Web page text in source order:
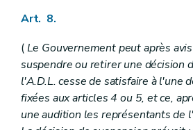
Art. 8.
(Le Gouvernement peut après
suspendre ou retirer une décision
l'A.D.L. cesse de satisfaire à l'une
fixées aux articles 4 ou 5, et ce,
une audition les représentants de